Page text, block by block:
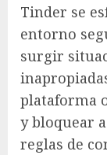
Tinder se
entorno
surgir
plataforma
y bloquear
reglas de